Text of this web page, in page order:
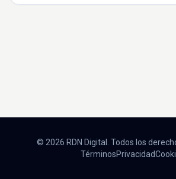
© 2026 RDN Digital. Todos los
TérminosPrivacidad